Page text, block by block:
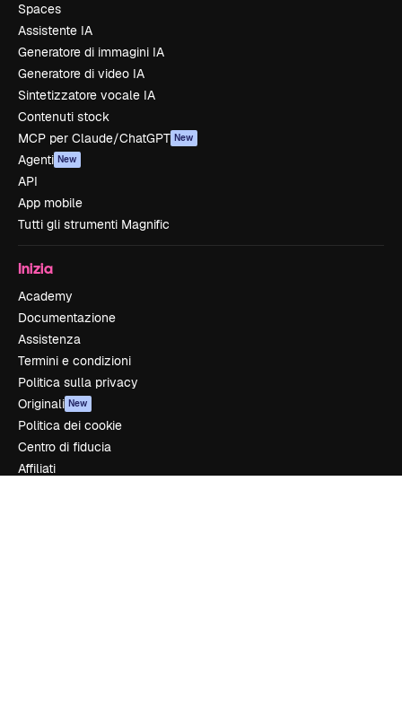
Spaces
Assistente IA
Generatore di immagini IA
Generatore di video IA
Sintetizzatore vocale IA
Contenuti stock
MCP per Claude/ChatGPT New
Agenti New
API
App mobile
Tutti gli strumenti Magnific
Inizia
Academy
Documentazione
Assistenza
Termini e condizioni
Politica sulla privacy
Originali New
Politica dei cookie
Centro di fiducia
Affiliati